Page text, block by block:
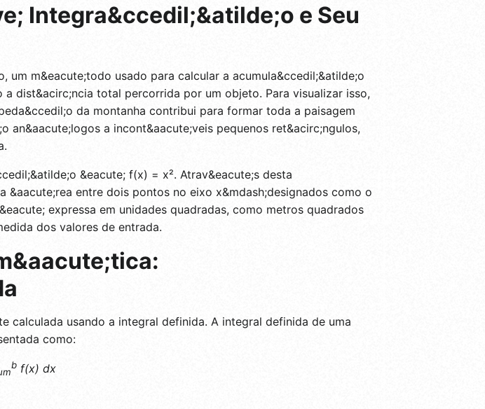
Integra&ccedil;&atilde;o e Seu
um m&eacute;todo usado para calcular a acumula&ccedil;&atilde;o
dist&acirc;ncia total percorrida por um objeto. Para visualizar isso,
da montanha contribui para formar toda a paisagem
an&aacute;logos a incont&aacute;veis pequenos ret&acirc;ngulos,
&eacute; f(x) = x². Atrav&eacute;s desta
entre dois pontos no eixo x&mdash;designados como o
expressa em unidades quadradas, como metros quadrados
dos valores de entrada.
calculada usando a integral definida. A integral definida de uma
como:
b f(x) dx